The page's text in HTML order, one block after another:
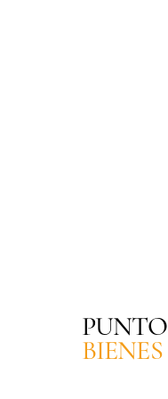
PUNTO
BIENES